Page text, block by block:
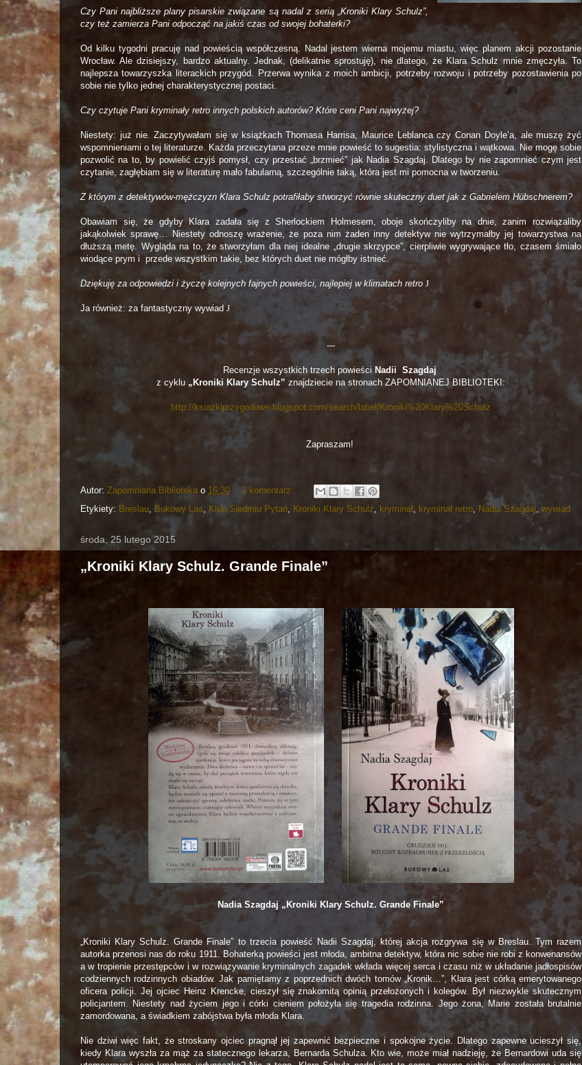
Czy Pani najbliższe plany pisarskie związane są nadal z serią „Kroniki Klary Schulz”,
czy też zamierza Pani odpocząć na jakiś czas od swojej bohaterki?
Od kilku tygodni pracuję nad powieścią współczesną. Nadal jestem wierna mojemu miastu, więc planem akcji pozostanie
Wrocław. Ale dzisiejszy, bardzo aktualny. Jednak, (delikatnie sprostuję), nie dlatego, że Klara Schulz mnie zmęczyła. To
najlepsza towarzyszka literackich przygód. Przerwa wynika z moich ambicji, potrzeby rozwoju i potrzeby pozostawienia po
sobie nie tylko jednej charakterystycznej postaci.
Czy czytuje Pani kryminały retro innych polskich autorów? Które ceni Pani najwyżej?
Niestety: już nie. Zaczytywałam się w książkach Thomasa Harrisa, Maurice Leblanca czy Conan Doyle’a, ale muszę żyć
wspomnieniami o tej literaturze. Każda przeczytana przeze mnie powieść to sugestia: stylistyczna i wątkowa. Nie mogę sobie
pozwolić na to, by powielić czyjś pomysł, czy przestać „brzmieć” jak Nadia Szagdaj. Dlatego by nie zapomnieć czym jest
czytanie, zagłębiam się w literaturę mało fabularną, szczególnie taką, która jest mi pomocna w tworzeniu.
Z którym z detektywów-mężczyzn Klara Schulz potrafiłaby stworzyć równie skuteczny duet jak z Gabrielem Hübschnerem?
Obawiam się, że gdyby Klara zadała się z Sherlockiem Holmesem, oboje skończyliby na dnie, zanim rozwiązaliby
jakąkolwiek sprawę… Niestety odnoszę wrażenie, że poza nim żaden inny detektyw nie wytrzymałby jej towarzystwa na
dłuższą metę. Wygląda na to, że stworzyłam dla niej idealne „drugie skrzypce”, cierpliwie wygrywające tło, czasem śmiało
wiodące prym i przede wszystkim takie, bez których duet nie mógłby istnieć.
Dziękuję za odpowiedzi i życzę kolejnych fajnych powieści, najlepiej w klimatach retro J
Ja również: za fantastyczny wywiadJ
---
Recenzje wszystkich trzech powieści Nadii Szagdaj
z cyklu „Kroniki Klary Schulz” znajdziecie na stronach ZAPOMNIANEJ BIBLIOTEKI:
http://ksiazkiprzygodowe.blogspot.com/search/label/Kroniki%20Klary%20Schulz
Zapraszam!
Autor: Zapomniana Biblioteka o 16:30
1 komentarz:
Etykiety: Breslau Bukowy Las Klub Siedmiu Pytań Kroniki Klary Schulz kryminał kryminał retro Nadia Szagdaj wywiad
środa, 25 lutego 2015
„Kroniki Klary Schulz. Grande Finale”
Nadia Szagdaj „Kroniki Klary Schulz. Grande Finale”
„Kroniki Klary Schulz. Grande Finale” to trzecia powieść Nadii Szagdaj, której akcja rozgrywa się w Breslau. Tym razem
autorka przenosi nas do roku 1911. Bohaterką powieści jest młoda, ambitna detektyw, która nic sobie nie robi z konwenansów
a w tropienie przestępców i w rozwiązywanie kryminalnych zagadek wkłada więcej serca i czasu niż w układanie jadłospisów
codziennych rodzinnych obiadów. Jak pamiętamy z poprzednich dwóch tomów „Kronik…”, Klara jest córką emerytowanego
oficera policji. Jej ojciec Heinz Krencke, cieszył się znakomitą opinią przełożonych i kolegów. Był niezwykle skutecznym
policjantem. Niestety nad życiem jego i córki cieniem położyła się tragedia rodzinna. Jego żona, Marie została brutalnie
zamordowana, a świadkiem zabójstwa była młoda Klara.
Nie dziwi więc fakt, że stroskany ojciec pragnął jej zapewnić bezpieczne i spokojne życie. Dlatego zapewne ucieszył się,
kiedy Klara wyszła za mąż za statecznego lekarza, Bernarda Schulza. Kto wie, może miał nadzieję, że Bernardowi uda się